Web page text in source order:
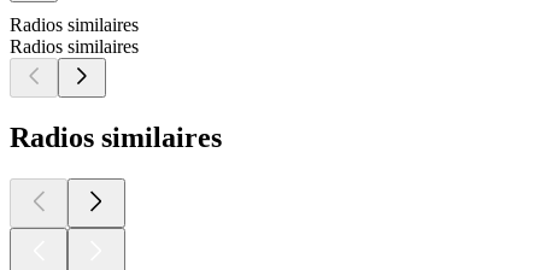
Radios similaires
Radios similaires
Radios similaires